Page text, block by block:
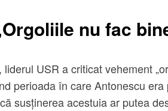
nu fac
USR a criticat vehement
perioada în care Antonescu
susținerea acestuia ar putea